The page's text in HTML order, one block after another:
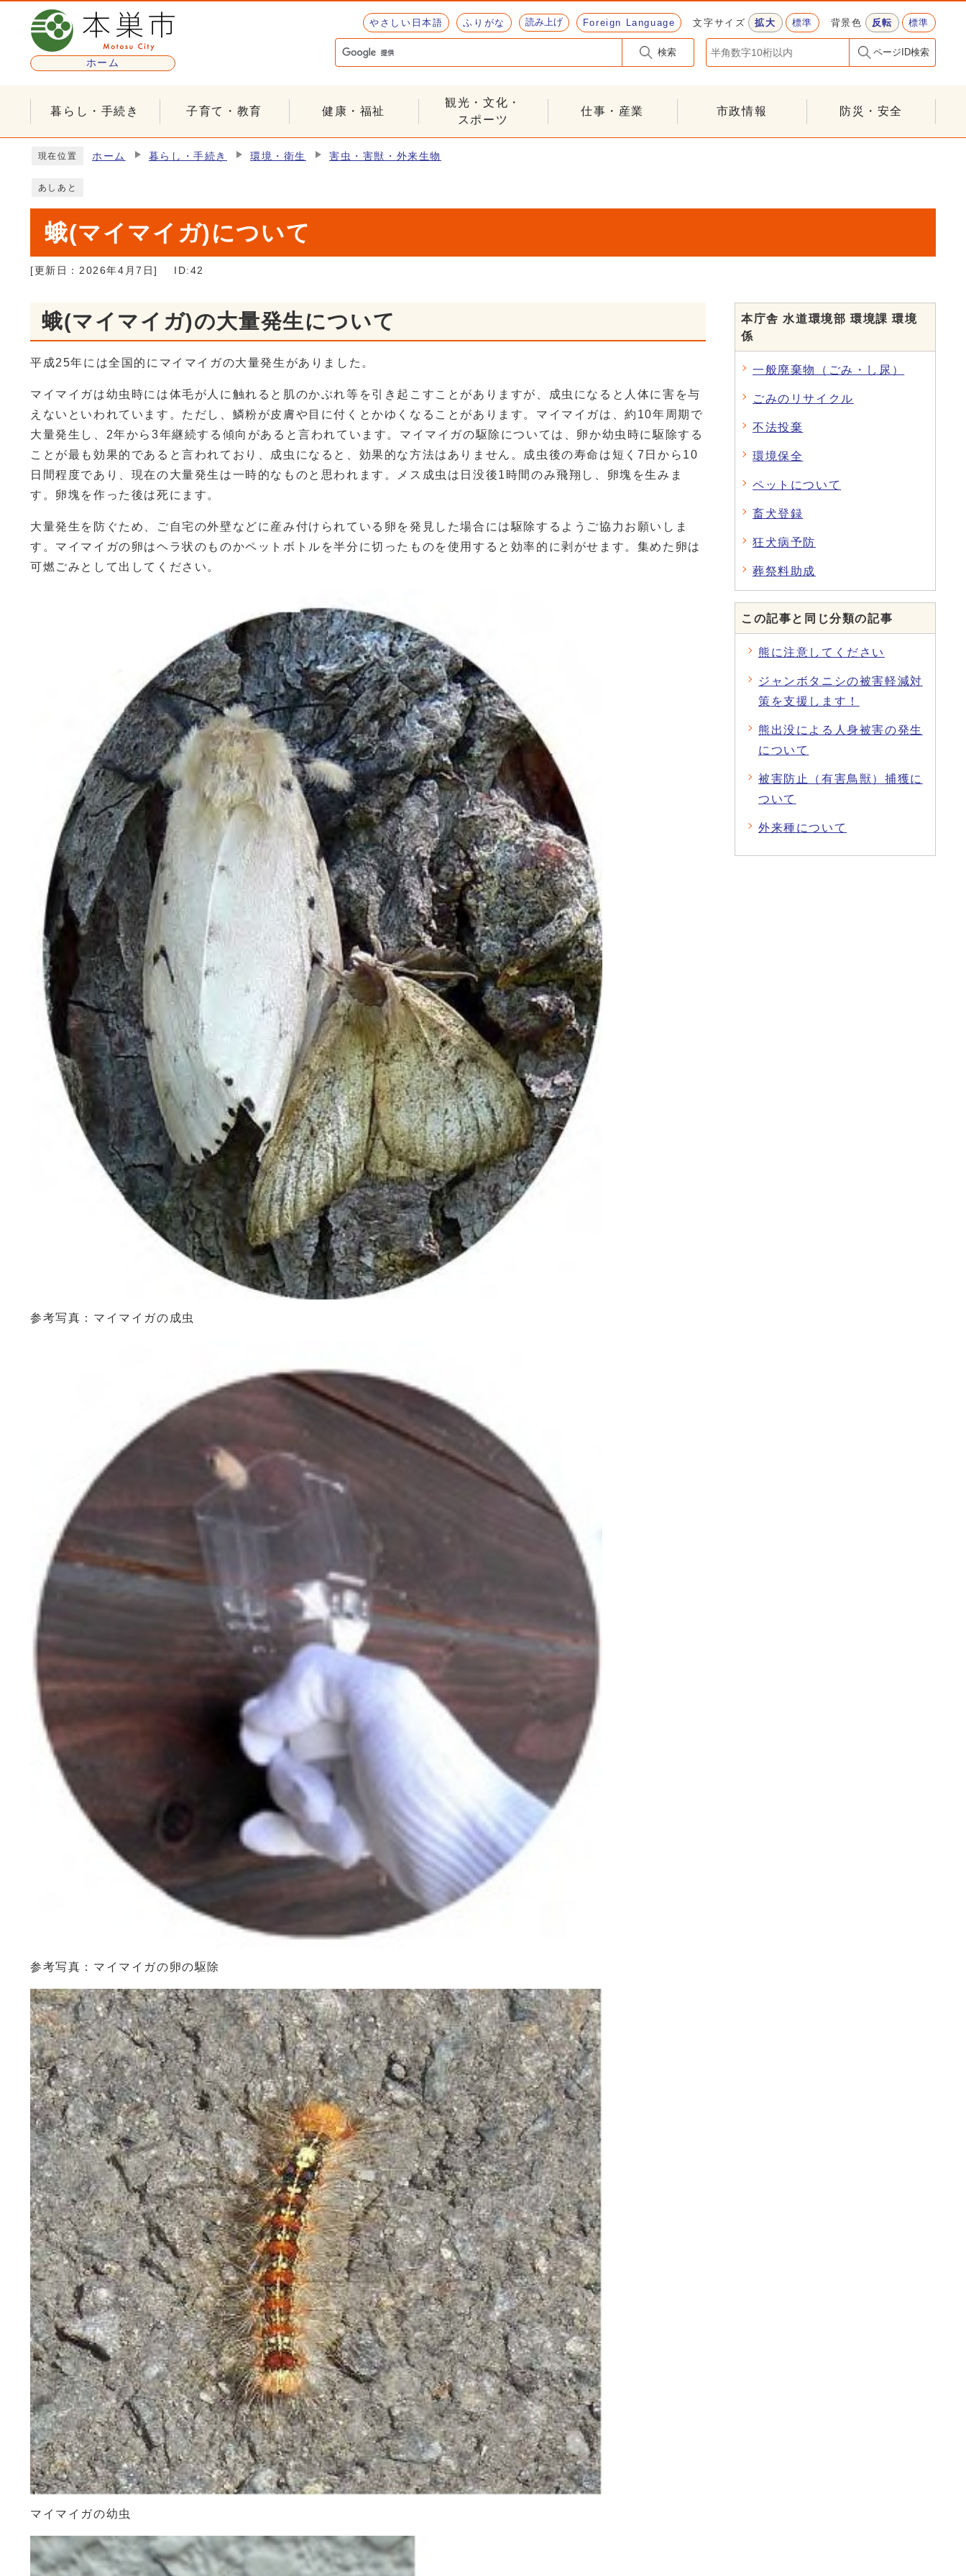
ページの先頭です
ホーム
やさしい日本語 ふりがな 読み上げ Foreign Language 文字サイズ 拡大 標準 背景色 反転 標準
検索 ページID検索
暮らし・手続き 子育て・教育 健康・福祉
観光・文化・
スポーツ
仕事・産業 市政情報 防災・安全
現在位置 ホーム 暮らし・手続き 環境・衛生 害虫・害獣・外来生物
あしあと
蛾(マイマイガ)について
[更新日： 2026年4月7日] ID:42
蛾(マイマイガ)の大量発生について
平成25年には全国的にマイマイガの大量発生がありました。
マイマイガは幼虫時には体毛が人に触れると肌のかぶれ等を引き起こすことがありますが、成虫になると人体に害を与
えないといわれています。ただし、鱗粉が皮膚や目に付くとかゆくなることがあります。マイマイガは、約10年周期で
大量発生し、2年から3年継続する傾向があると言われています。マイマイガの駆除については、卵か幼虫時に駆除する
ことが最も効果的であると言われており、成虫になると、効果的な方法はありません。成虫後の寿命は短く7日から10
日間程度であり、現在の大量発生は一時的なものと思われます。メス成虫は日没後1時間のみ飛翔し、卵塊を生みま
す。卵塊を作った後は死にます。
大量発生を防ぐため、ご自宅の外壁などに産み付けられている卵を発見した場合には駆除するようご協力お願いしま
す。マイマイガの卵はヘラ状のものかペットボトルを半分に切ったものを使用すると効率的に剥がせます。集めた卵は
可燃ごみとして出してください。
参考写真：マイマイガの成虫
参考写真：マイマイガの卵の駆除
マイマイガの幼虫
本庁舎 水道環境部 環境課 環境
係
一般廃棄物（ごみ・し尿）
ごみのリサイクル
不法投棄
環境保全
ペットについて
畜犬登録
狂犬病予防
葬祭料助成
この記事と同じ分類の記事
熊に注意してください
ジャンボタニシの被害軽減対
策を支援します！
熊出没による人身被害の発生
について
被害防止（有害鳥獣）捕獲に
ついて
外来種について